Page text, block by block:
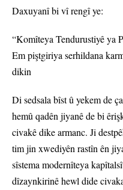
Daxuyanî bi vî rengî ye:
“Komîteya Tendurustiyê ya
Em piştgiriya serhildana
dikin
Di sedsala bîst û yekem de
hemû qadên jiyanê de bi
civakê dike armanc. Ji
tim jin xwediyên rastîn ên
sîstema modernîteya
dîzaynkirinê hewl dide